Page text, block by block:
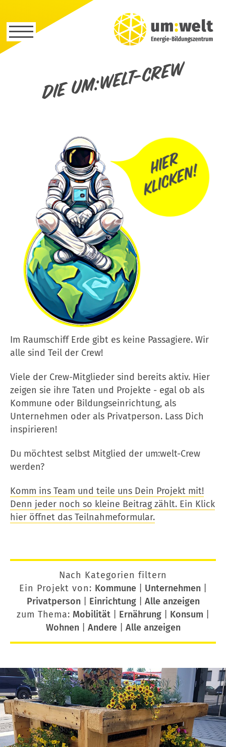
Die um:welt-Crew
Im Raumschiff Erde gibt es keine Passagiere. Wir
alle sind Teil der Crew!
Viele der Crew-Mitglieder sind bereits aktiv. Hier
zeigen sie ihre Taten und Projekte - egal ob als
Kommune oder Bildungseinrichtung, als
Unternehmen oder als Privatperson. Lass Dich
inspirieren!
Du möchtest selbst Mitglied der um:welt-Crew
werden?
Komm ins Team und teile uns Dein Projekt mit!
Denn jeder noch so kleine Beitrag zählt. Ein Klick
hier öffnet das Teilnahmeformular.
Nach Kategorien filtern
Ein Projekt von: Kommune| Unternehmen|
Privatperson| Einrichtung| Alle anzeigen
zum Thema: Mobilität Ernährung Konsum
Wohnen| Andere| Alle anzeigen